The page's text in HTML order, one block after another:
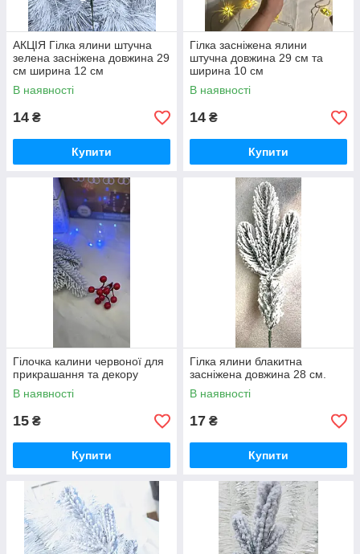
АКЦІЯ Гілка ялини штучна
зелена засніжена довжина 29
см ширина 12 см
В наявності
14 ₴
Купити
Гілка засніжена ялини
штучна довжина 29 см та
ширина 10 см
В наявності
14 ₴
Купити
Гілочка калини червоної для
прикрашання та декору
В наявності
15 ₴
Купити
Гілка ялини блакитна
засніжена довжина 28 см.
В наявності
17 ₴
Купити